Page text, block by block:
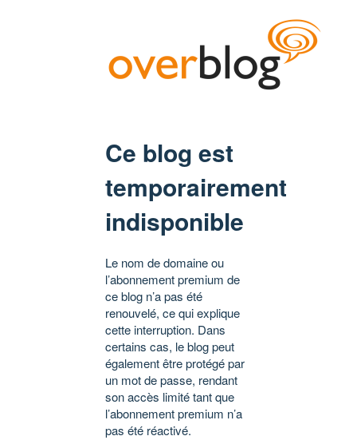
Ce blog est
temporairement
indisponible
Le nom de domaine ou
l’abonnement premium de
ce blog n’a pas été
renouvelé, ce qui explique
cette interruption. Dans
certains cas, le blog peut
également être protégé par
un mot de passe, rendant
son accès limité tant que
l’abonnement premium n’a
pas été réactivé.